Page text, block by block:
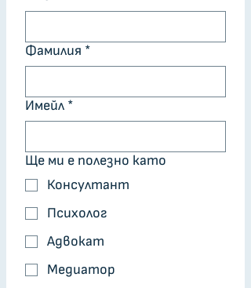
Фамилия *
Имейл *
Ще ми е полезно като
Консултант
Психолог
Адвокат
Медиатор